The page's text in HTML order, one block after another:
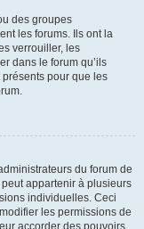
des groupes
les forums. Ils ont la
verrouiller, les
dans le forum qu’ils
pour que les
du forum de
appartenir à plusieurs
individuelles. Ceci
les permissions de
accorder des pouvoirs